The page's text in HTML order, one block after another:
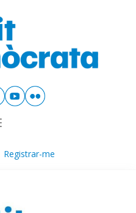
Registrar-me